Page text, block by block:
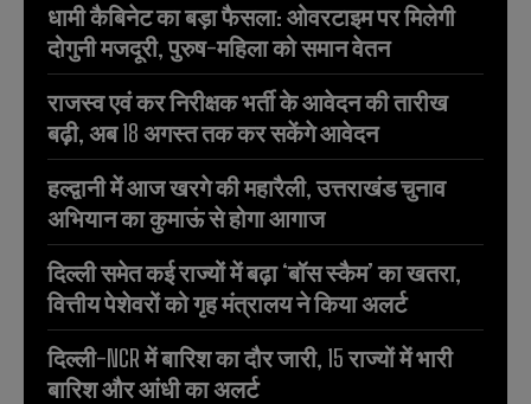
धामी कैबिनेट का बड़ा फैसला: ओवरटाइम पर मिलेगी
दोगुनी मजदूरी, पुरुष-महिला को समान वेतन
राजस्व एवं कर निरीक्षक भर्ती के आवेदन की तारीख
बढ़ी, अब 18 अगस्त तक कर सकेंगे आवेदन
हल्द्वानी में आज खरगे की महारैली, उत्तराखंड चुनाव
अभियान का कुमाऊं से होगा आगाज
दिल्ली समेत कई राज्यों में बढ़ा ‘बॉस स्कैम’ का खतरा,
वित्तीय पेशेवरों को गृह मंत्रालय ने किया अलर्ट
दिल्ली-NCR में बारिश का दौर जारी, 15 राज्यों में भारी
बारिश और आंधी का अलर्ट